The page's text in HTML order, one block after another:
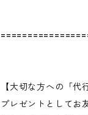
【大切な方への「代
プレゼントとしてお